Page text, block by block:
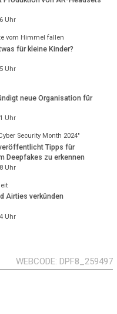
Uhr
vom Himmel fallen
für kleine Kinder?
Uhr
neue Organisation für
Uhr
Security Month 2024"
Tipps für
Deepfakes zu erkennen
Uhr
Airties verkünden
Uhr
WEBCODE DPF8_259497